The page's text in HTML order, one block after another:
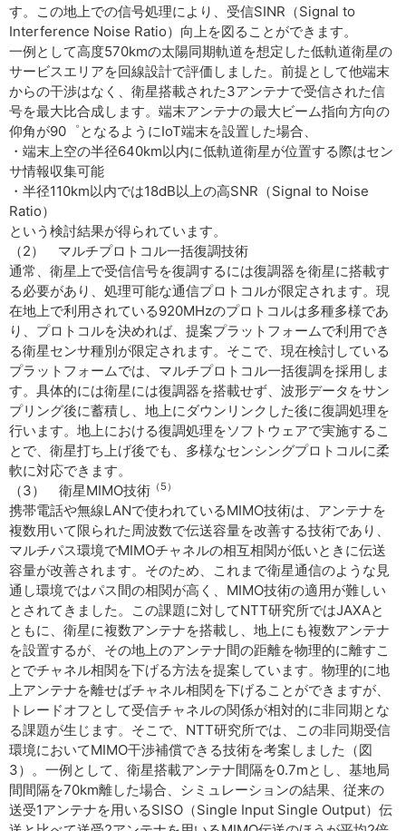
す。この地上での信号処理により、受信SINR（Signal to
Interference Noise Ratio）向上を図ることができます。
一例として高度570kmの太陽同期軌道を想定した低軌道衛星の
サービスエリアを回線設計で評価しました。前提として他端末
からの干渉はなく、衛星搭載された3アンテナで受信された信
号を最大比合成します。端末アンテナの最大ビーム指向方向の
仰角が90゜となるようにIoT端末を設置した場合、
・端末上空の半径640km以内に低軌道衛星が位置する際はセン
サ情報収集可能
・半径110km以内では18dB以上の高SNR（Signal to Noise
Ratio）
という検討結果が得られています。
（2） マルチプロトコル一括復調技術
通常、衛星上で受信信号を復調するには復調器を衛星に搭載す
る必要があり、処理可能な通信プロトコルが限定されます。現
在地上で利用されている920MHzのプロトコルは多種多様であ
り、プロトコルを決めれば、提案プラットフォームで利用でき
る衛星センサ種別が限定されます。そこで、現在検討している
プラットフォームでは、マルチプロトコル一括復調を採用しま
す。具体的には衛星には復調器を搭載せず、波形データをサン
プリング後に蓄積し、地上にダウンリンクした後に復調処理を
行います。地上における復調処理をソフトウェアで実施するこ
とで、衛星打ち上げ後でも、多様なセンシングプロトコルに柔
軟に対応できます。
（3） 衛星MIMO技術 （5）
携帯電話や無線LANで使われているMIMO技術は、アンテナを
複数用いて限られた周波数で伝送容量を改善する技術であり、
マルチパス環境でMIMOチャネルの相互相関が低いときに伝送
容量が改善されます。そのため、これまで衛星通信のような見
通し環境ではパス間の相関が高く、MIMO技術の適用が難しい
とされてきました。この課題に対してNTT研究所ではJAXAと
ともに、衛星に複数アンテナを搭載し、地上にも複数アンテナ
を設置するが、その地上のアンテナ間の距離を物理的に離すこ
とでチャネル相関を下げる方法を提案しています。物理的に地
上アンテナを離せばチャネル相関を下げることができますが、
トレードオフとして受信チャネルの関係が相対的に非同期とな
る課題が生じます。そこで、NTT研究所では、この非同期受信
環境においてMIMO干渉補償できる技術を考案しました（図
3）。一例として、衛星搭載アンテナ間隔を0.7mとし、基地局
間間隔を70km離した場合、シミュレーションの結果、従来の
送受1アンテナを用いるSISO（Single Input Single Output）伝